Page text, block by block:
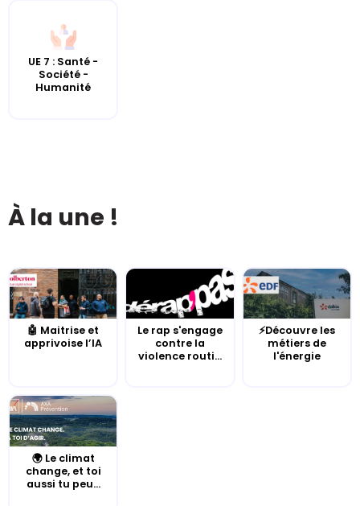
UE 7 : Santé -
Société -
Humanité
À la une !
🤖 Maitrise et
apprivoise l’IA
Le rap s'engage
contre la
violence routi...
⚡Découvre les
métiers de
l'énergie
🌍 Le climat
change, et toi
aussi tu peu...